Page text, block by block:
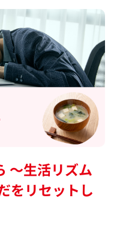
～生活リズム
をリセットし